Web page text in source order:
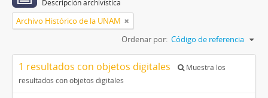
Descripción archivística
Archivo Histórico de la UNAM
Ordenar por: Código de referencia
1 resultados con objetos digitales
Muestra los
resultados con objetos digitales